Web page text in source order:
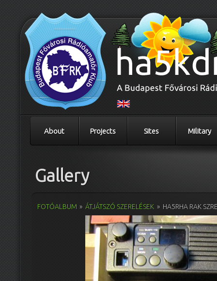
About Projects Sites Military
Gallery
FOTÓALBUM » ÁTJÁTSZÓ SZERELÉSEK » HA5RHA RAK